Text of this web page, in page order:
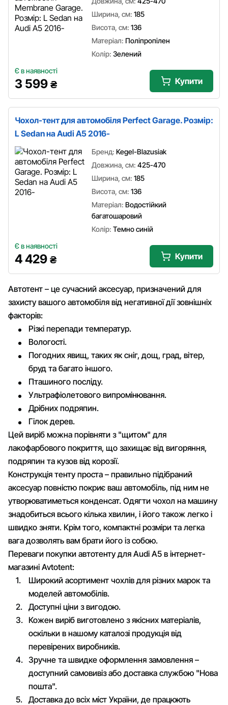
Ширина, см: 185
Висота, см: 136
Матеріал: Поліпропілен
Колір: Зелений
Є в наявності
3 599 ₴ Купити
Чохол-тент для автомобіля Perfect Garage. Розмір:
L Sedan на Audi A5 2016-
Бренд: Kegel-Blazusiak
Довжина, см: 425-470
Ширина, см: 185
Висота, см: 136
Матеріал: Водостійкий
багатошаровий
Колір: Темно синій
Є в наявності
4 429 ₴ Купити
Автотент – це сучасний аксесуар, призначений для
захисту вашого автомобіля від негативної дії зовнішніх
факторів:
Різкі перепади температур.
Вологості.
Погодних явищ, таких як сніг, дощ, град, вітер,
бруд та багато іншого.
Пташиного посліду.
Ультрафіолетового випромінювання.
Дрібних подряпин.
Гілок дерев.
Цей виріб можна порівняти з "щитом" для
лакофарбового покриття, що захищає від вигоряння,
подряпин та кузов від корозії.
Конструкція тенту проста – правильно підібраний
аксесуар повністю покриє ваш автомобіль, під ним не
утворюватиметься конденсат. Одягти чохол на машину
знадобиться всього кілька хвилин, і його також легко і
швидко зняти. Крім того, компактні розміри та легка
вага дозволять вам брати його із собою.
Переваги покупки автотенту для Audi A5 в інтернет-
магазині Avtotent:
Широкий асортимент чохлів для різних марок та
моделей автомобілів.
Доступні ціни з вигодою.
Кожен виріб виготовлено з якісних матеріалів,
оскільки в нашому каталозі продукція від
перевірених виробників.
Зручне та швидке оформлення замовлення –
доступний самовивіз або доставка службою "Нова
пошта".
Доставка до всіх міст України, де працюють